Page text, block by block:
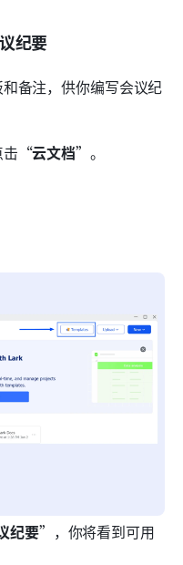
纪要
备注，供你编写会议纪
击“云文档”。
纪要”，你将看到可用